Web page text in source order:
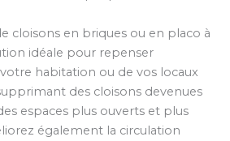
cloisons en briques ou en placo à
idéale pour repenser
habitation ou de vos locaux
des cloisons devenues
espaces plus ouverts et plus
également la circulation